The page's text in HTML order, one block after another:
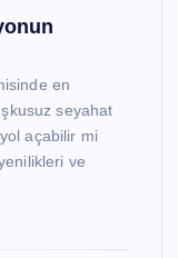
en
seyahat
açabilir mi
ve